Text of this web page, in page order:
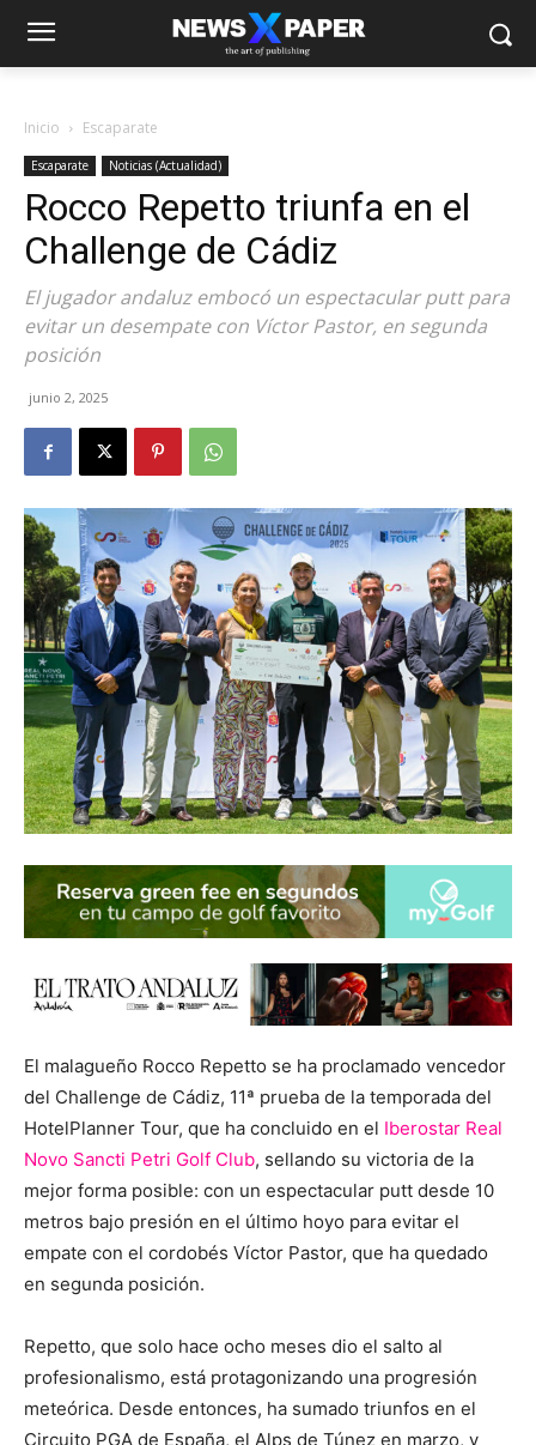
Inicio Escaparate
Escaparate Noticias (Actualidad)
Rocco Repetto triunfa en el
Challenge de Cádiz
El jugador andaluz embocó un espectacular putt para
evitar un desempate con Víctor Pastor, en segunda
posición
junio 2, 2025
El malagueño Rocco Repetto se ha proclamado vencedor
del Challenge de Cádiz, 11ª prueba de la temporada del
HotelPlanner Tour, que ha concluido en el Iberostar Real
Novo Sancti Petri Golf Club, sellando su victoria de la
mejor forma posible: con un espectacular putt desde 10
metros bajo presión en el último hoyo para evitar el
empate con el cordobés Víctor Pastor, que ha quedado
en segunda posición.
Repetto, que solo hace ocho meses dio el salto al
profesionalismo, está protagonizando una progresión
meteórica. Desde entonces, ha sumado triunfos en el
Circuito PGA de España, el Alps de Túnez en marzo, y